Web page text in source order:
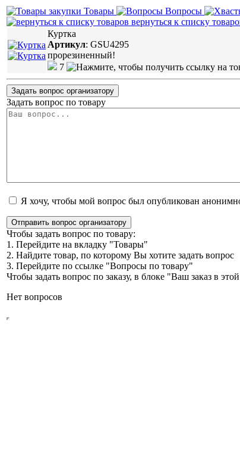
Товары Вопросы
вернуться к списку
Куртка
Артикул: GSU4295
прорезиненный!
7
Задать вопрос организатору
Задать вопрос по товару
Я хочу, чтобы мой вопрос был опубликован
Отправить вопрос организатору
Чтобы задать вопрос по товару:
1. Перейдите на вкладку "Товары"
2. Найдите товар, по которому Вы хотите задать вопрос
3. Перейдите по ссылке "Вопросы по товару"
Чтобы задать вопрос по заказу, в блоке "Ваш заказ в
Нет вопросов